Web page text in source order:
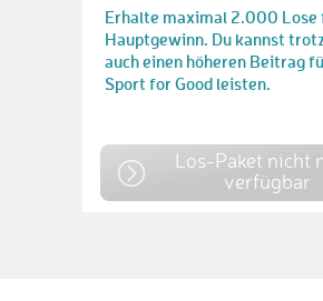
Erhalte maximal 2.000 Lose
Hauptgewinn. Du kannst
auch einen höheren Beitrag
Sport for Good leisten.
Los-Paket nicht
verfügbar